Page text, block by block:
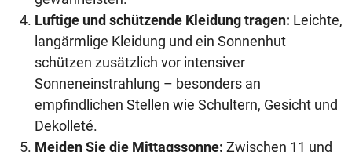
Luftige und schützende Kleidung tragen: Leichte,
langärmlige Kleidung und ein Sonnenhut
schützen zusätzlich vor intensiver
Sonneneinstrahlung – besonders an
empfindlichen Stellen wie Schultern, Gesicht und
Dekolleté.
Meiden Sie die Mittagssonne: Zwischen 11 und